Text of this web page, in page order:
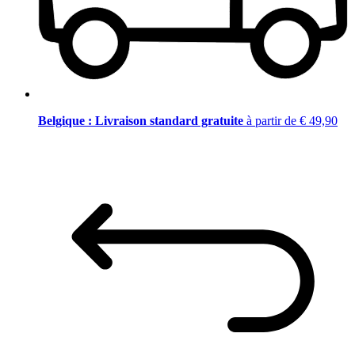
Belgique : Livraison standard gratuite à partir de € 49,90